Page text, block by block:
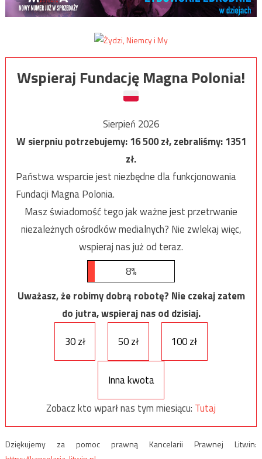
Wspieraj Fundację Magna Polonia!
Sierpień 2026
W sierpniu potrzebujemy:16 500zł, zebraliśmy:1351
zł.
Państwa wsparcie jest niezbędne dla funkcjonowania
Fundacji Magna Polonia.
Masz świadomość tego jak ważne jest przetrwanie
niezależnych ośrodków medialnych? Nie zwlekaj więc,
wspieraj nas już od teraz.
8%
Uważasz, że robimy dobrą robotę? Nie czekaj zatem
do jutra, wspieraj nas od dzisiaj.
30 zł
50 zł 100 zł
Inna kwota
Zobacz kto wparł nas tym miesiącu: Tutaj
Dziękujemy za pomoc prawną Kancelarii Prawnej Litwin: